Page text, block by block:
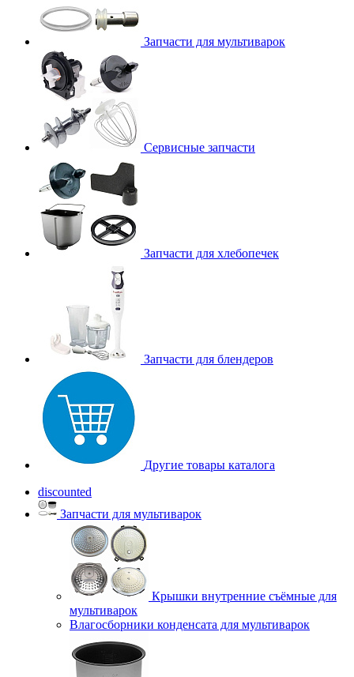
Запчасти для мультиварок
Сервисные запчасти
Запчасти для хлебопечек
Запчасти для блендеров
Другие товары каталога
discounted
Запчасти для мультиварок
Крышки внутренние съёмные для
мультиварок
Влагосборники конденсата для мультиварок